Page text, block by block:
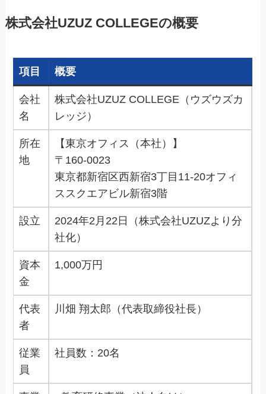
株式会社UZUZ COLLEGEの概要
項目 概要
会社
名
株式会社UZUZ COLLEGE（ウズウズカ
レッジ）
所在
地
【東京オフィス（本社）】
〒160-0023
東京都新宿区西新宿3丁目11-20オフィ
ススクエアビル新宿3階
設立
2024年2月22日（株式会社UZUZより分
社化）
資本
金
1,000万円
代表
者
川畑 翔太郎（代表取締役社長）
従業
員
社員数：20名